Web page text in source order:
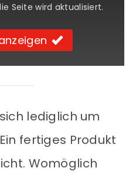
Seite wird aktualisiert.
lediglich um
fertiges Produkt
Womöglich